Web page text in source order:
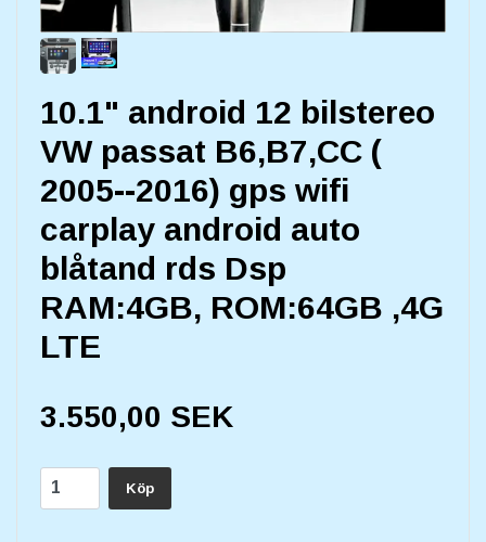
10.1" android 12 bilstereo
VW passat B6,B7,CC (
2005--2016) gps wifi
carplay android auto
blåtand rds Dsp
RAM:4GB, ROM:64GB ,4G
LTE
3.550,00 SEK
Köp